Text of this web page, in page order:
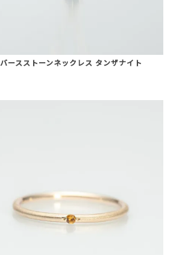
バースストーンネックレス タンザナイト